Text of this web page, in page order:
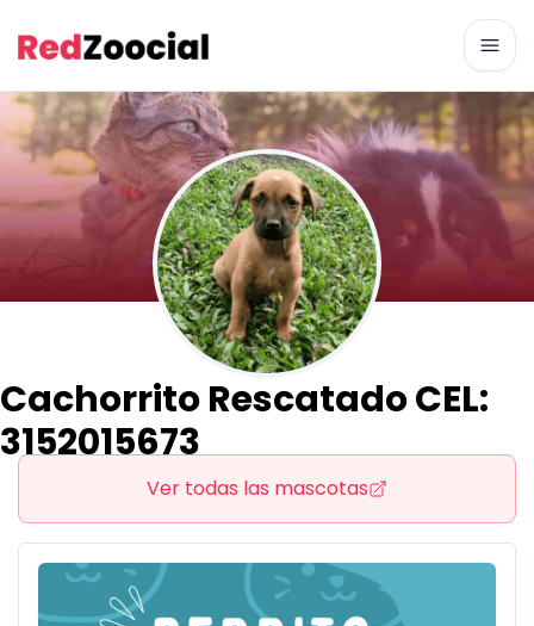
Cachorrito Rescatado CEL:
3152015673
Ver todas las mascotas